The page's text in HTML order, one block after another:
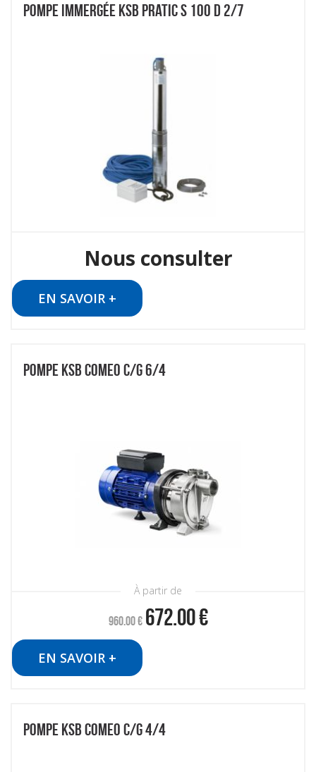
POMPE IMMERGÉE KSB PRATIC S 100 D 2/7
Nous consulter
EN SAVOIR +
POMPE KSB COMEO C/G 6/4
À partir de
960.00€ 672.00€
EN SAVOIR +
POMPE KSB COMEO C/G 4/4